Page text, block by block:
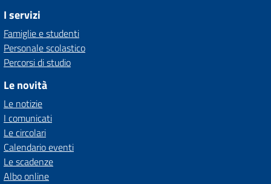
I servizi
Famiglie e studenti
Personale scolastico
Percorsi di studio
Le novità
Le notizie
I comunicati
Le circolari
Calendario eventi
Le scadenze
Albo online